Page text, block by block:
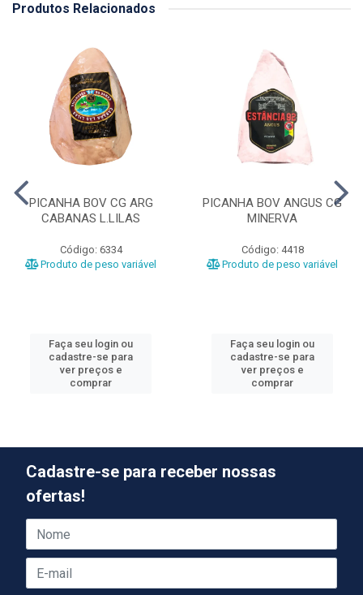
Produtos Relacionados
PICANHA BOV CG ARG
CABANAS L.LILAS
Código: 6334
Produto de peso variável
Faça seu login ou
cadastre-se para
ver preços e
comprar
PICANHA BOV ANGUS CG
MINERVA
Código: 4418
Produto de peso variável
Faça seu login ou
cadastre-se para
ver preços e
comprar
Cadastre-se para receber nossas
ofertas!